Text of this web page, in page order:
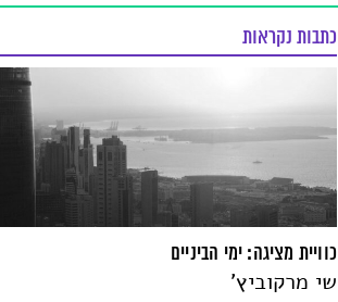
כתבות נקראות
כוויית מציגה: ימי הביניים
שי מרקוביץ'